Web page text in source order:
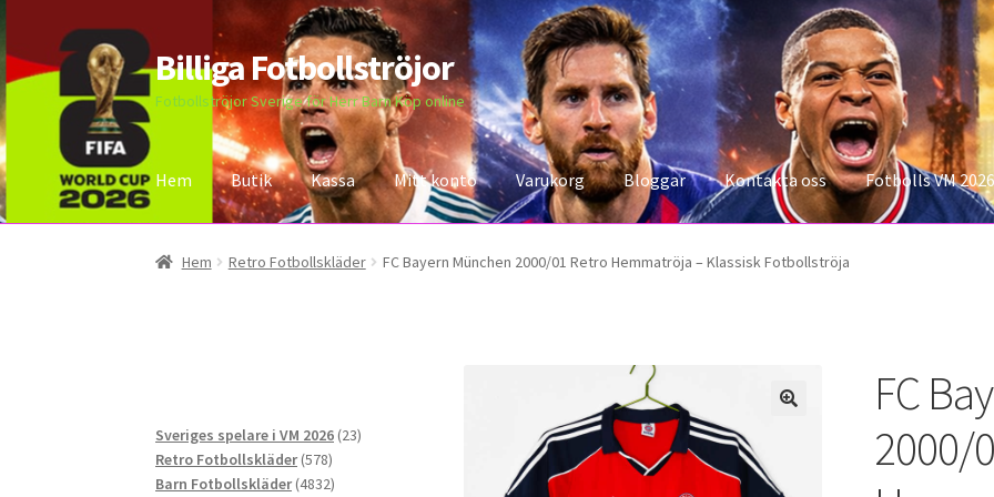
Hoppa
till
navigering
Hoppa
till
innehåll
Billiga Fotbollströjor
Fotbollströjor Sverige för Herr Barn Köp online
Hem Butik Kassa Mitt konto Varukorg Bloggar Kontakta oss Fotbolls VM 2026
Hem Bloggar Butik Kassa Kontakta oss Mitt konto Storleksguiden Varukorg
Hem Retro Fotbollskläder FC Bayern München 2000/01 Retro Hemmatröja – Klassisk Fotbollströja
FC
2000/
Sveriges spelare i VM 2026 2323
Retro Fotbollskläder 578578
produkter
Barn Fotbollskläder 48324832